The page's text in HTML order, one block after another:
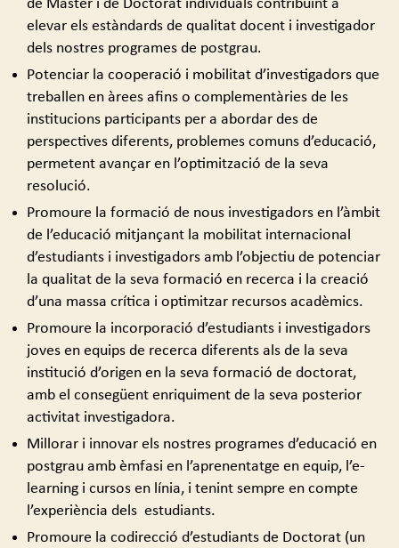
de Màster i de Doctorat individuals contribuint a
elevar els estàndards de qualitat docent i investigador
dels nostres programes de postgrau.
Potenciar la cooperació i mobilitat d’investigadors que
treballen en àrees afins o complementàries de les
institucions participants per a abordar des de
perspectives diferents, problemes comuns d’educació,
permetent avançar en l’optimització de la seva
resolució.
Promoure la formació de nous investigadors en l’àmbit
de l’educació mitjançant la mobilitat internacional
d’estudiants i investigadors amb l’objectiu de potenciar
la qualitat de la seva formació en recerca i la creació
d’una massa crítica i optimitzar recursos acadèmics.
Promoure la incorporació d’estudiants i investigadors
joves en equips de recerca diferents als de la seva
institució d’origen en la seva formació de doctorat,
amb el consegüent enriquiment de la seva posterior
activitat investigadora.
Millorar i innovar els nostres programes d’educació en
postgrau amb èmfasi en l’aprenentatge en equip, l’e-
learning i cursos en línia, i tenint sempre en compte
l’experiència dels estudiants.
Promoure la codirecció d’estudiants de Doctorat (un